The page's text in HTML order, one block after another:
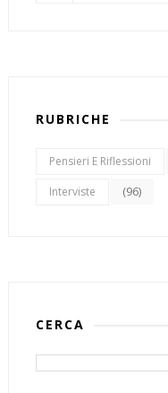
RUBRICHE
Pensieri E Riflessioni
Interviste (96)
CERCA